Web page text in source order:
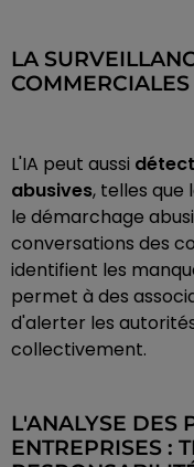
LA
L'IA peut aussi
abusives, telles que
le démarchage
conversations des
identifient les
permet à des
d'alerter les
collectivement.
L'ANALYSE DES
ENTREPRISES :